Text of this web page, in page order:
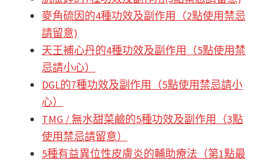
e b
o
o
k
at
sA
p
p
C
h
at
ai
l
麥角硫因的4種功效及副作用（2點使用禁忌
請留意)
天王補心丹的4種功效及副作用（5點使用禁
忌請小心）
DGL的7種功效及副作用（5點使用禁忌請小
心）
TMG / 無水甜菜鹼的5種功效及副作用（3點
使用禁忌請留意）
5種有益異位性皮膚炎的輔助療法（第1點最